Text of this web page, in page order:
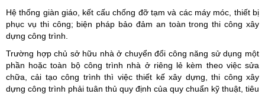
Hệ thống giàn giáo, kết cấu chống đỡ tạm và các máy móc, thiết bị
phục vụ thi công; biện pháp bảo đảm an toàn trong thi công xây
dựng công trình.
Trường hợp chủ sở hữu nhà ở chuyển đổi công năng sử dụng một
phần hoặc toàn bộ công trình nhà ở riêng lẻ kèm theo việc sửa
chữa, cải tạo công trình thì việc thiết kế xây dựng, thi công xây
dựng công trình phải tuân thủ quy định của quy chuẩn kỹ thuật, tiêu